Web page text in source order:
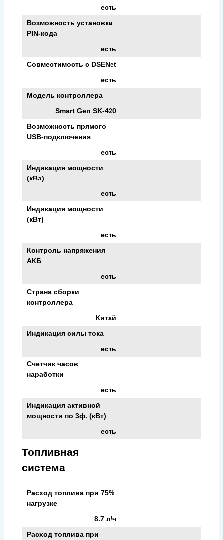
есть
Возможность установки
PIN-кода
есть
Совместимость c DSENet
есть
Модель контроллера
Smart Gen SK-420
Возможность прямого
USB-подключения
есть
Индикация мощности
(кВа)
есть
Индикация мощности
(кВт)
есть
Контроль напряжения
АКБ
есть
Страна сборки
контроллера
Китай
Индикация силы тока
есть
Счетчик часов
наработки
есть
Индикация активной
мощности по 3ф. (кВт)
есть
Топливная
система
Расход топлива при 75%
нагрузке
8.7 л/ч
Расход топлива при